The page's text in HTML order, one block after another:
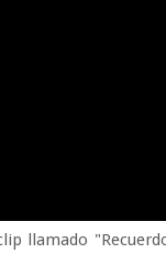
llamado